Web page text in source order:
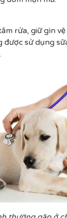
rửa, giữ gìn vệ
được sử dụng